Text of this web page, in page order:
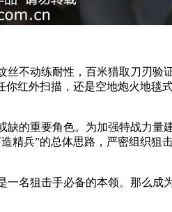
动练耐性，百米猎取刀刃验
你红外扫描，还是空地炮火地
重要角色。为加强特战力量
精兵”的总体思路，严密组织
狙击手必备的本领。那么成